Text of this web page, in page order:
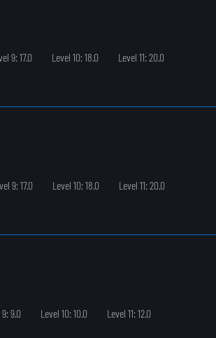
9: 17.0 Level 10: 18.0
Level 11: 20.0
9: 17.0 Level 10: 18.0
Level 11: 20.0
9.0 Level 10: 10.0
Level 11: 12.0